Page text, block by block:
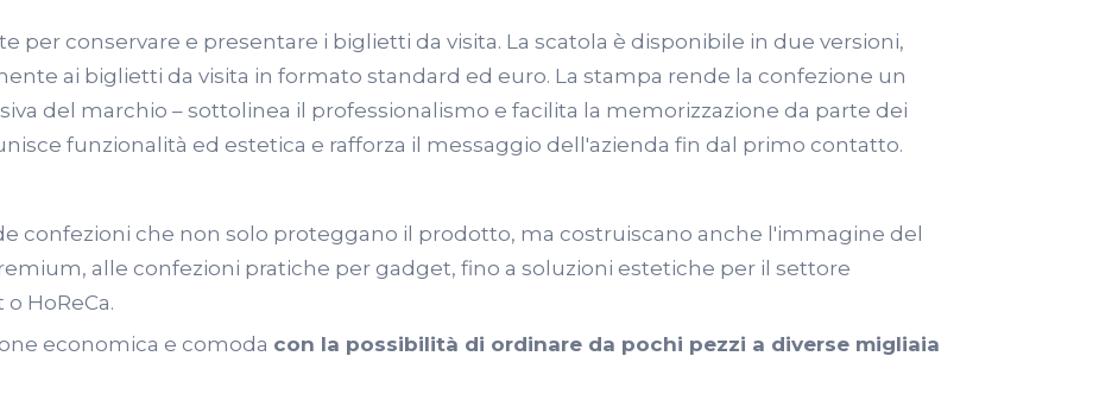
per conservare e presentare i biglietti da visita. La scatola è disponibile in due versioni,
ai biglietti da visita in formato standard ed euro. La stampa rende la confezione un
del marchio – sottolinea il professionalismo e facilita la memorizzazione da parte dei
funzionalità ed estetica e rafforza il messaggio dell'azienda fin dal primo contatto.
confezioni che non solo proteggano il prodotto, ma costruiscano anche l'immagine del
alle confezioni pratiche per gadget, fino a soluzioni estetiche per il settore
HoReCa.
economica e comoda con la possibilità di ordinare da pochi pezzi a diverse migliaia